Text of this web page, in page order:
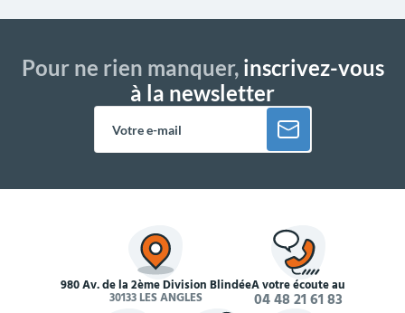
Pour ne rien manquer,inscrivez-vous
à la newsletter
980 Av. de la 2ème Division Blindée
30133 LES ANGLES
À votre écoute au
04 48 21 61 83